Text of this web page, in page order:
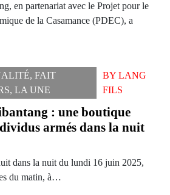
en partenariat avec le Projet pour le
de la Casamance (PDEC), a
, FAIT
, LA UNE
BY LANG
FILS
: une boutique
armés dans la nuit
dans la nuit du lundi 16 juin 2025,
du matin, à…